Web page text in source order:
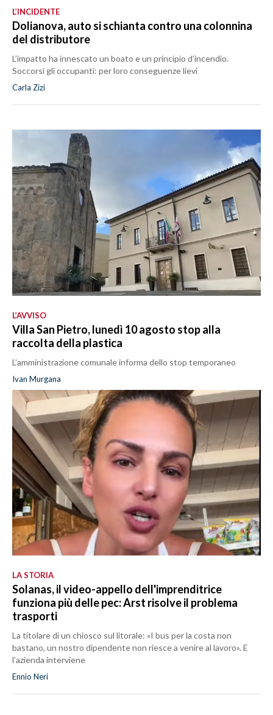
L’INCIDENTE
Dolianova, auto si schianta contro una colonnina
del distributore
L’impatto ha innescato un boato e un principio d’incendio.
Soccorsi gli occupanti: per loro conseguenze lievi
Carla Zizi
L’AVVISO
Villa San Pietro, lunedì 10 agosto stop alla
raccolta della plastica
L’amministrazione comunale informa dello stop temporaneo
Ivan Murgana
LA STORIA
Solanas, il video-appello dell'imprenditrice
funziona più delle pec: Arst risolve il problema
trasporti
La titolare di un chiosco sul litorale: «I bus per la costa non
bastano, un nostro dipendente non riesce a venire al lavoro». E
l’azienda interviene
Ennio Neri